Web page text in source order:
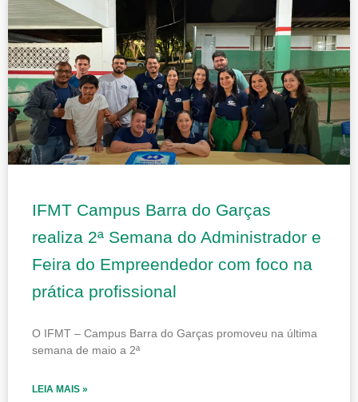
IFMT Campus Barra do Garças
realiza 2ª Semana do Administrador e
Feira do Empreendedor com foco na
prática profissional
O IFMT – Campus Barra do Garças promoveu na última
semana de maio a 2ª
LEIA MAIS »